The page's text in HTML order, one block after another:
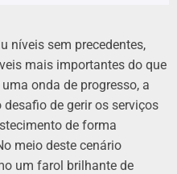
níveis sem precedentes,
​​mais importantes do que
onda de progresso, a
de gerir os serviços
de forma
meio deste cenário
um farol brilhante de